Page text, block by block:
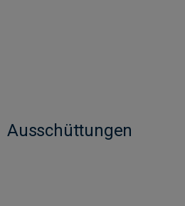
Ausschüttungen